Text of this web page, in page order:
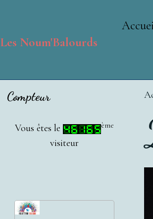
Les Noum'Balourds
Compteur
Vous êtes le ème
visiteur